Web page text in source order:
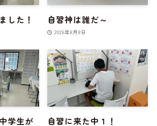
した！ 自習神は誰だ～
2026年8月8日
学生が 自習に来た中１！